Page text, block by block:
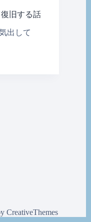
旧する話
出して
CreativeThemes